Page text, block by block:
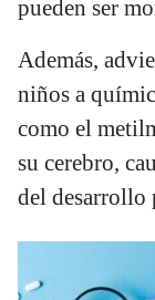
pueden ser
Además,
niños a
como el
su cerebro,
del desarrollo